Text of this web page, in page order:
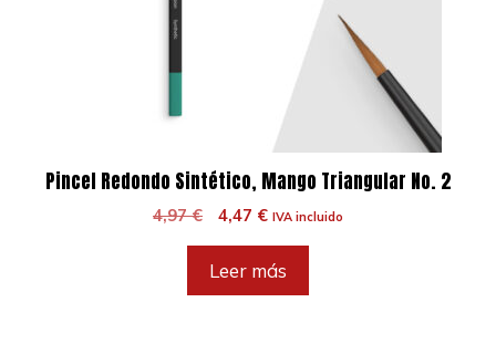
Pincel Redondo Sintético, Mango Triangular No. 2
4,97€
El
original
era:
4,47 €El
actual
es:
IVA incluido
Leer más